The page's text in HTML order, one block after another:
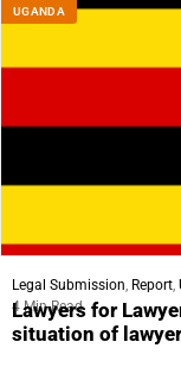
UGANDA
Legal Submission, Report,
4 Min Read
Lawyers for
situation of